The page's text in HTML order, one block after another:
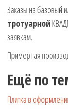
Заказы на базовый
тротуарной
заявкам.
Примерная
Ещё по
Плитка в